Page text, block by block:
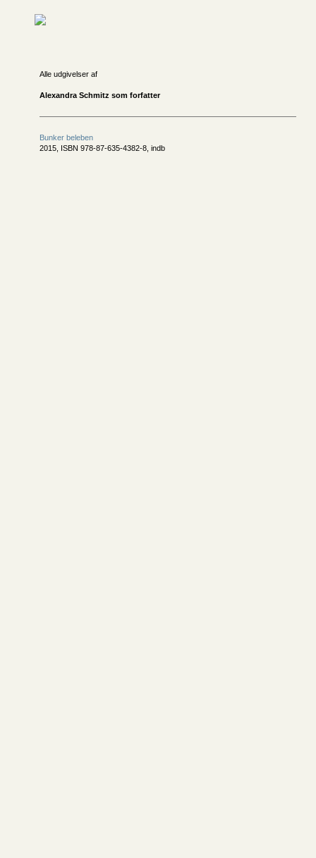
Alle udgivelser af
Alexandra Schmitz som forfatter
Bunker beleben
2015, ISBN 978-87-635-4382-8, indb